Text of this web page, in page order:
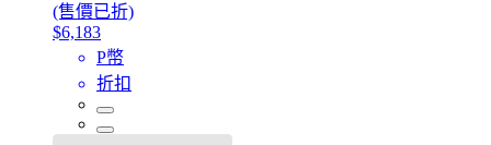
(售價已折)
$6,183
P幣
折扣